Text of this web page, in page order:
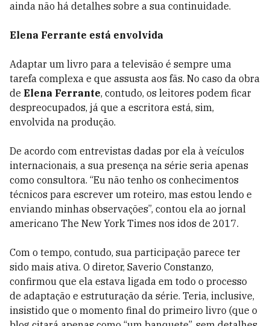
ainda não há detalhes sobre a sua continuidade.
Elena Ferrante está envolvida
Adaptar um livro para a televisão é sempre uma
tarefa complexa e que assusta aos fãs. No caso da obra
de Elena Ferrante, contudo, os leitores podem ficar
despreocupados, já que a escritora está, sim,
envolvida na produção.
De acordo com entrevistas dadas por ela à veículos
internacionais, a sua presença na série seria apenas
como consultora. “Eu não tenho os conhecimentos
técnicos para escrever um roteiro, mas estou lendo e
enviando minhas observações”, contou ela ao jornal
americano The New York Times nos idos de 2017.
Com o tempo, contudo, sua participação parece ter
sido mais ativa. O diretor, Saverio Constanzo,
confirmou que ela estava ligada em todo o processo
de adaptação e estruturação da série. Teria, inclusive,
insistido que o momento final do primeiro livro (que o